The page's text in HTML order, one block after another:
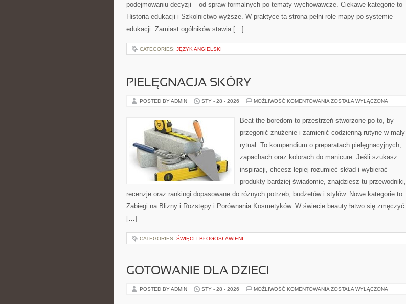
podejmowaniu decyzji – od spraw formalnych po tematy wychowawcze. Ciekawe kategorie to
Historia edukacji i Szkolnictwo wyższe. W praktyce ta strona pełni rolę mapy po systemie
edukacji. Zamiast ogólników stawia […]
CATEGORIES: JĘZYK ANGIELSKI
PIELĘGNACJA SKÓRY
POSTED BY ADMIN STY - 28 - 2026 MOŻLIWOŚĆ KOMENTOWANIA PIELĘGNACJA
ZOSTAŁA WYŁĄCZONA
Beat the boredom to przestrzeń stworzone po to, by
przegonić znużenie i zamienić codzienną rutynę w mały
rytuał. To kompendium o preparatach pielęgnacyjnych,
zapachach oraz kolorach do manicure. Jeśli szukasz
inspiracji, chcesz lepiej rozumieć skład i wybierać
produkty bardziej świadomie, znajdziesz tu przewodniki,
recenzje oraz rankingi dopasowane do różnych potrzeb, budżetów i stylów. Nowe kategorie to
Zabiegi na Blizny i Rozstępy i Porównania Kosmetyków. W świecie beauty łatwo się zmęczyć
[…]
CATEGORIES: ŚWIĘCI I BŁOGOSŁAWIENI
GOTOWANIE DLA DZIECI
POSTED BY ADMIN STY - 28 - 2026 MOŻLIWOŚĆ KOMENTOWANIA GOTOWANIE
ZOSTAŁA WYŁĄCZONA